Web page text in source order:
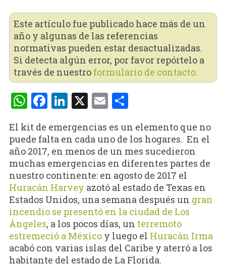
Este artículo fue publicado hace más de un
año y algunas de las referencias
normativas pueden estar desactualizadas.
Si detecta algún error, por favor repórtelo a
través de nuestro formulario de contacto.
WhatsApp
Facebook
LinkedIn
X EmailCompartir
El kit de emergencias es un elemento que no
puede falta en cada uno de los hogares. En el
año 2017, en menos de un mes sucedieron
muchas emergencias en diferentes partes de
nuestro continente: en agosto de 2017 el
Huracán Harvey azotó al estado de Texas en
Estados Unidos, una semana después un gran
incendio se presentó en la ciudad de Los
Ángeles, a los pocos días, un terremoto
estremeció a Méxicoy luego el Huracán Irma
acabó con varias islas del Caribe y aterró a los
habitante del estado de La Florida.